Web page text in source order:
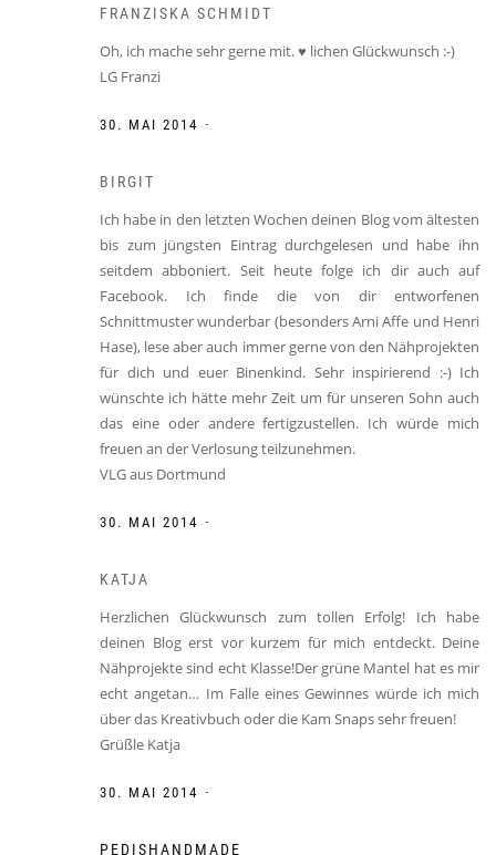
FRANZISKA SCHMIDT
Oh, ich mache sehr gerne mit. ♥ lichen Glückwunsch :-)
LG Franzi
30. MAI 2014 -
BIRGIT
Ich habe in den letzten Wochen deinen Blog vom ältesten
bis zum jüngsten Eintrag durchgelesen und habe ihn
seitdem abboniert. Seit heute folge ich dir auch auf
Facebook. Ich finde die von dir entworfenen
Schnittmuster wunderbar (besonders Arni Affe und Henri
Hase), lese aber auch immer gerne von den Nähprojekten
für dich und euer Binenkind. Sehr inspirierend :-) Ich
wünschte ich hätte mehr Zeit um für unseren Sohn auch
das eine oder andere fertigzustellen. Ich würde mich
freuen an der Verlosung teilzunehmen.
VLG aus Dortmund
30. MAI 2014 -
KATJA
Herzlichen Glückwunsch zum tollen Erfolg! Ich habe
deinen Blog erst vor kurzem für mich entdeckt. Deine
Nähprojekte sind echt Klasse!Der grüne Mantel hat es mir
echt angetan… Im Falle eines Gewinnes würde ich mich
über das Kreativbuch oder die Kam Snaps sehr freuen!
Grüßle Katja
30. MAI 2014 -
PEDISHANDMADE